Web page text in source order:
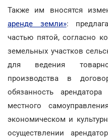
Также им вносятся
аренде земли»:
частью пятой, согласно
земельных участков
для ведения
производства в
обязанность
местного
экономическом и
осуществлении